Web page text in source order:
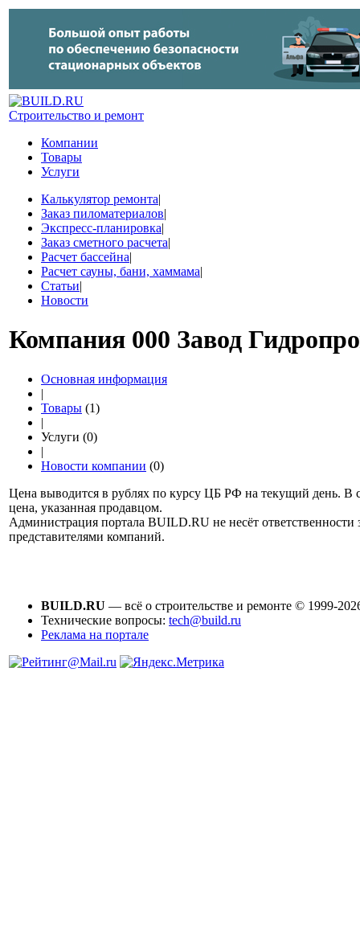
Строительство и ремонт
Компании
Товары
Услуги
Калькулятор ремонта|
Заказ пиломатериалов|
Экспресс-планировка|
Заказ сметного расчета|
Расчет бассейна|
Расчет сауны, бани, хаммама|
Статьи|
Новости
Компания 000 Завод
Основная информация
|
Товары (1)
|
Услуги (0)
|
Новости компании (0)
Цена выводится в рублях по курсу ЦБ РФ на текущий день. В
цена, указанная продавцом.
Администрация портала BUILD.RU не несёт
представителями компаний.
BUILD.RU — всё о строительстве и ремонте © 1999-
Технические вопросы: tech@build.ru
Реклама на портале